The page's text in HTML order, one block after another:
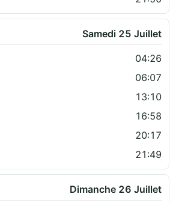
Samedi 25 Juillet
04:26
06:07
13:10
16:58
20:17
21:49
Dimanche 26 Juillet